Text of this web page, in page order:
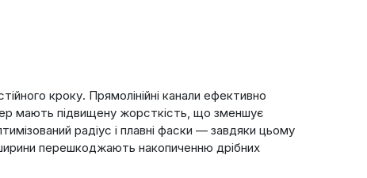
кроку. Прямолінійні канали ефективно
мають підвищену жорсткість, що зменшує
радіус і плавні фаски — завдяки цьому
перешкоджають накопиченню дрібних